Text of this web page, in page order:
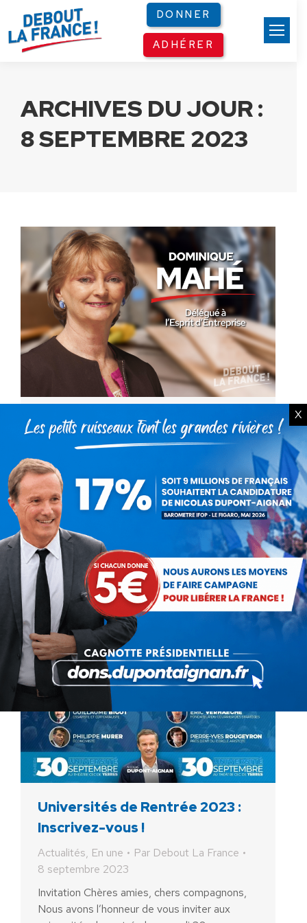
DONNER
ADHÉRER
ARCHIVES DU JOUR :
8 SEPTEMBRE 2023
Plus de 20 000 communes sans
commerces, ni services publics
essentiels : Le désert s’installe !
Actualités ParDominique Mahé
8 septembre 2023
Comment notre pays a-t-il pu laisser détruire
en quelques décennies la vie dans nos villages
et villes moyennes ? A cette question, le livre
écrit par Martine DONNETTE et Claude…
Universités de Rentrée 2023 :
Inscrivez-vous !
Actualités, En une Par Debout La France
8 septembre 2023
Invitation Chères amies, chers compagnons,
Nous avons l’honneur de vous inviter aux
X
Panneau de gestion des cookies